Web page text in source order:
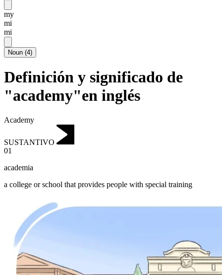
my
mi
mi
Noun (4)
Definición y significado de
"academy"en inglés
Academy
SUSTANTIVO
01
academia
a college or school that provides people with special training